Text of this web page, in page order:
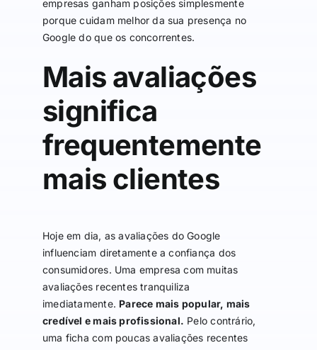
empresas ganham posições simplesmente
porque cuidam melhor da sua presença no
Google do que os concorrentes.
Mais avaliações
significa
frequentemente
mais clientes
Hoje em dia, as avaliações do Google
influenciam diretamente a confiança dos
consumidores. Uma empresa com muitas
avaliações recentes tranquiliza
imediatamente. Parece mais popular, mais
credível e mais profissional. Pelo contrário,
uma ficha com poucas avaliações recentes